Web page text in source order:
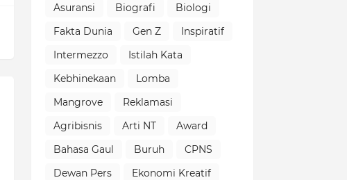
Asuransi
Biografi
Biologi
Fakta Dunia
Gen Z
Inspiratif
Intermezzo
Istilah Kata
Kebhinekaan
Lomba
Mangrove
Reklamasi
Agribisnis
Arti NT
Award
Bahasa Gaul
Buruh
CPNS
Dewan Pers
Ekonomi Kreatif